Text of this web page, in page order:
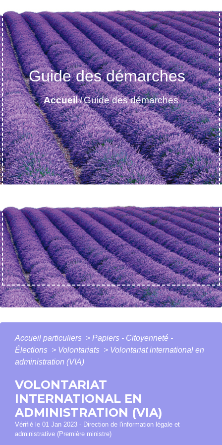
Guide des démarches
Accueil/Guide des démarches
Accueil particuliers > Papiers - Citoyenneté -
Élections > Volontariats > Volontariat international en
administration (VIA)
VOLONTARIAT
INTERNATIONAL EN
ADMINISTRATION (VIA)
Vérifié le 01 Jan 2023 - Direction de l'information légale et
administrative (Première ministre)